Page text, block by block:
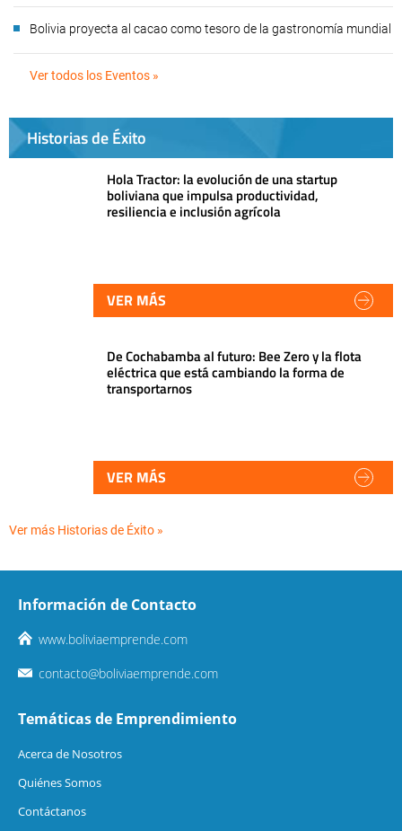
Bolivia proyecta al cacao como tesoro de la gastronomía mundial
Ver todos los Eventos »
Historias de Éxito
Hola Tractor: la evolución de una startup
boliviana que impulsa productividad,
resiliencia e inclusión agrícola
VER MÁS
De Cochabamba al futuro: Bee Zero y la flota
eléctrica que está cambiando la forma de
transportarnos
VER MÁS
Ver más Historias de Éxito »
Información de Contacto
www.boliviaemprende.com
contacto@boliviaemprende.com
Temáticas de Emprendimiento
Acerca de Nosotros
Quiénes Somos
Contáctanos